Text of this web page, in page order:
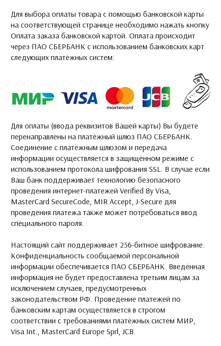
Для выбора оплаты товара с помощью банковской карты
на соответствующей странице необходимо нажать кнопку
Оплата заказа банковской картой. Оплата происходит
через ПАО СБЕРБАНК с использованием банковских карт
следующих платёжных систем:
Для оплаты (ввода реквизитов Вашей карты) Вы будете
перенаправлены на платёжный шлюз ПАО СБЕРБАНК.
Соединение с платёжным шлюзом и передача
информации осуществляется в защищённом режиме с
использованием протокола шифрования SSL. В случае если
Ваш банк поддерживает технологию безопасного
проведения интернет-платежей Verified By Visa,
MasterCard SecureCode, MIR Accept, J-Secure для
проведения платежа также может потребоваться ввод
специального пароля.
Настоящий сайт поддерживает 256-битное шифрование.
Конфиденциальность сообщаемой персональной
информации обеспечивается ПАО СБЕРБАНК. Введённая
информация не будет предоставлена третьим лицам за
исключением случаев, предусмотренных
законодательством РФ. Проведение платежей по
банковским картам осуществляется в строгом
соответствии с требованиями платёжных систем МИР,
Visa Int., MasterCard Europe Sprl, JCB.